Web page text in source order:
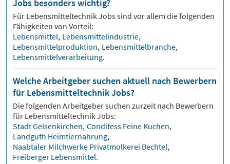
Jobs besonders wichtig?
Für LebensmitteltechnikJobs sind vor allem die folgenden
Fähigkeiten von Vorteil:
Lebensmittel, Lebensmittelindustrie,
Lebensmittelproduktion, Lebensmittelbranche,
Lebensmittelverarbeitung.
Welche Arbeitgeber suchen aktuell nach Bewerbern
für Lebensmitteltechnik Jobs?
Die folgenden Arbeitgeber suchen zurzeit nach Bewerbern
für LebensmitteltechnikJobs:
Stadt Gelsenkirchen, Conditess Feine Kuchen,
Landguth Heimtiernahrung,
Naabtaler Milchwerke Privatmolkerei Bechtel,
Freiberger Lebensmittel.